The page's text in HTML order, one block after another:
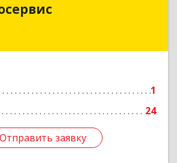
1
24
Отправить заявку
обл, Калининград г,
Отправить заявку